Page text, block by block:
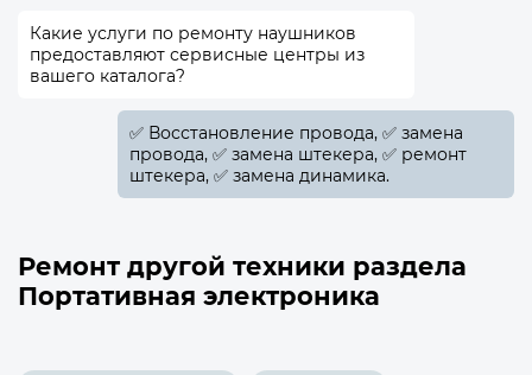
Какие услуги по ремонту наушников
предоставляют сервисные центры из
вашего каталога?
✅️ Восстановление провода, ✅️ замена
провода, ✅️ замена штекера, ✅️ ремонт
штекера, ✅️ замена динамика.
Ремонт другой техники раздела
Портативная электроника